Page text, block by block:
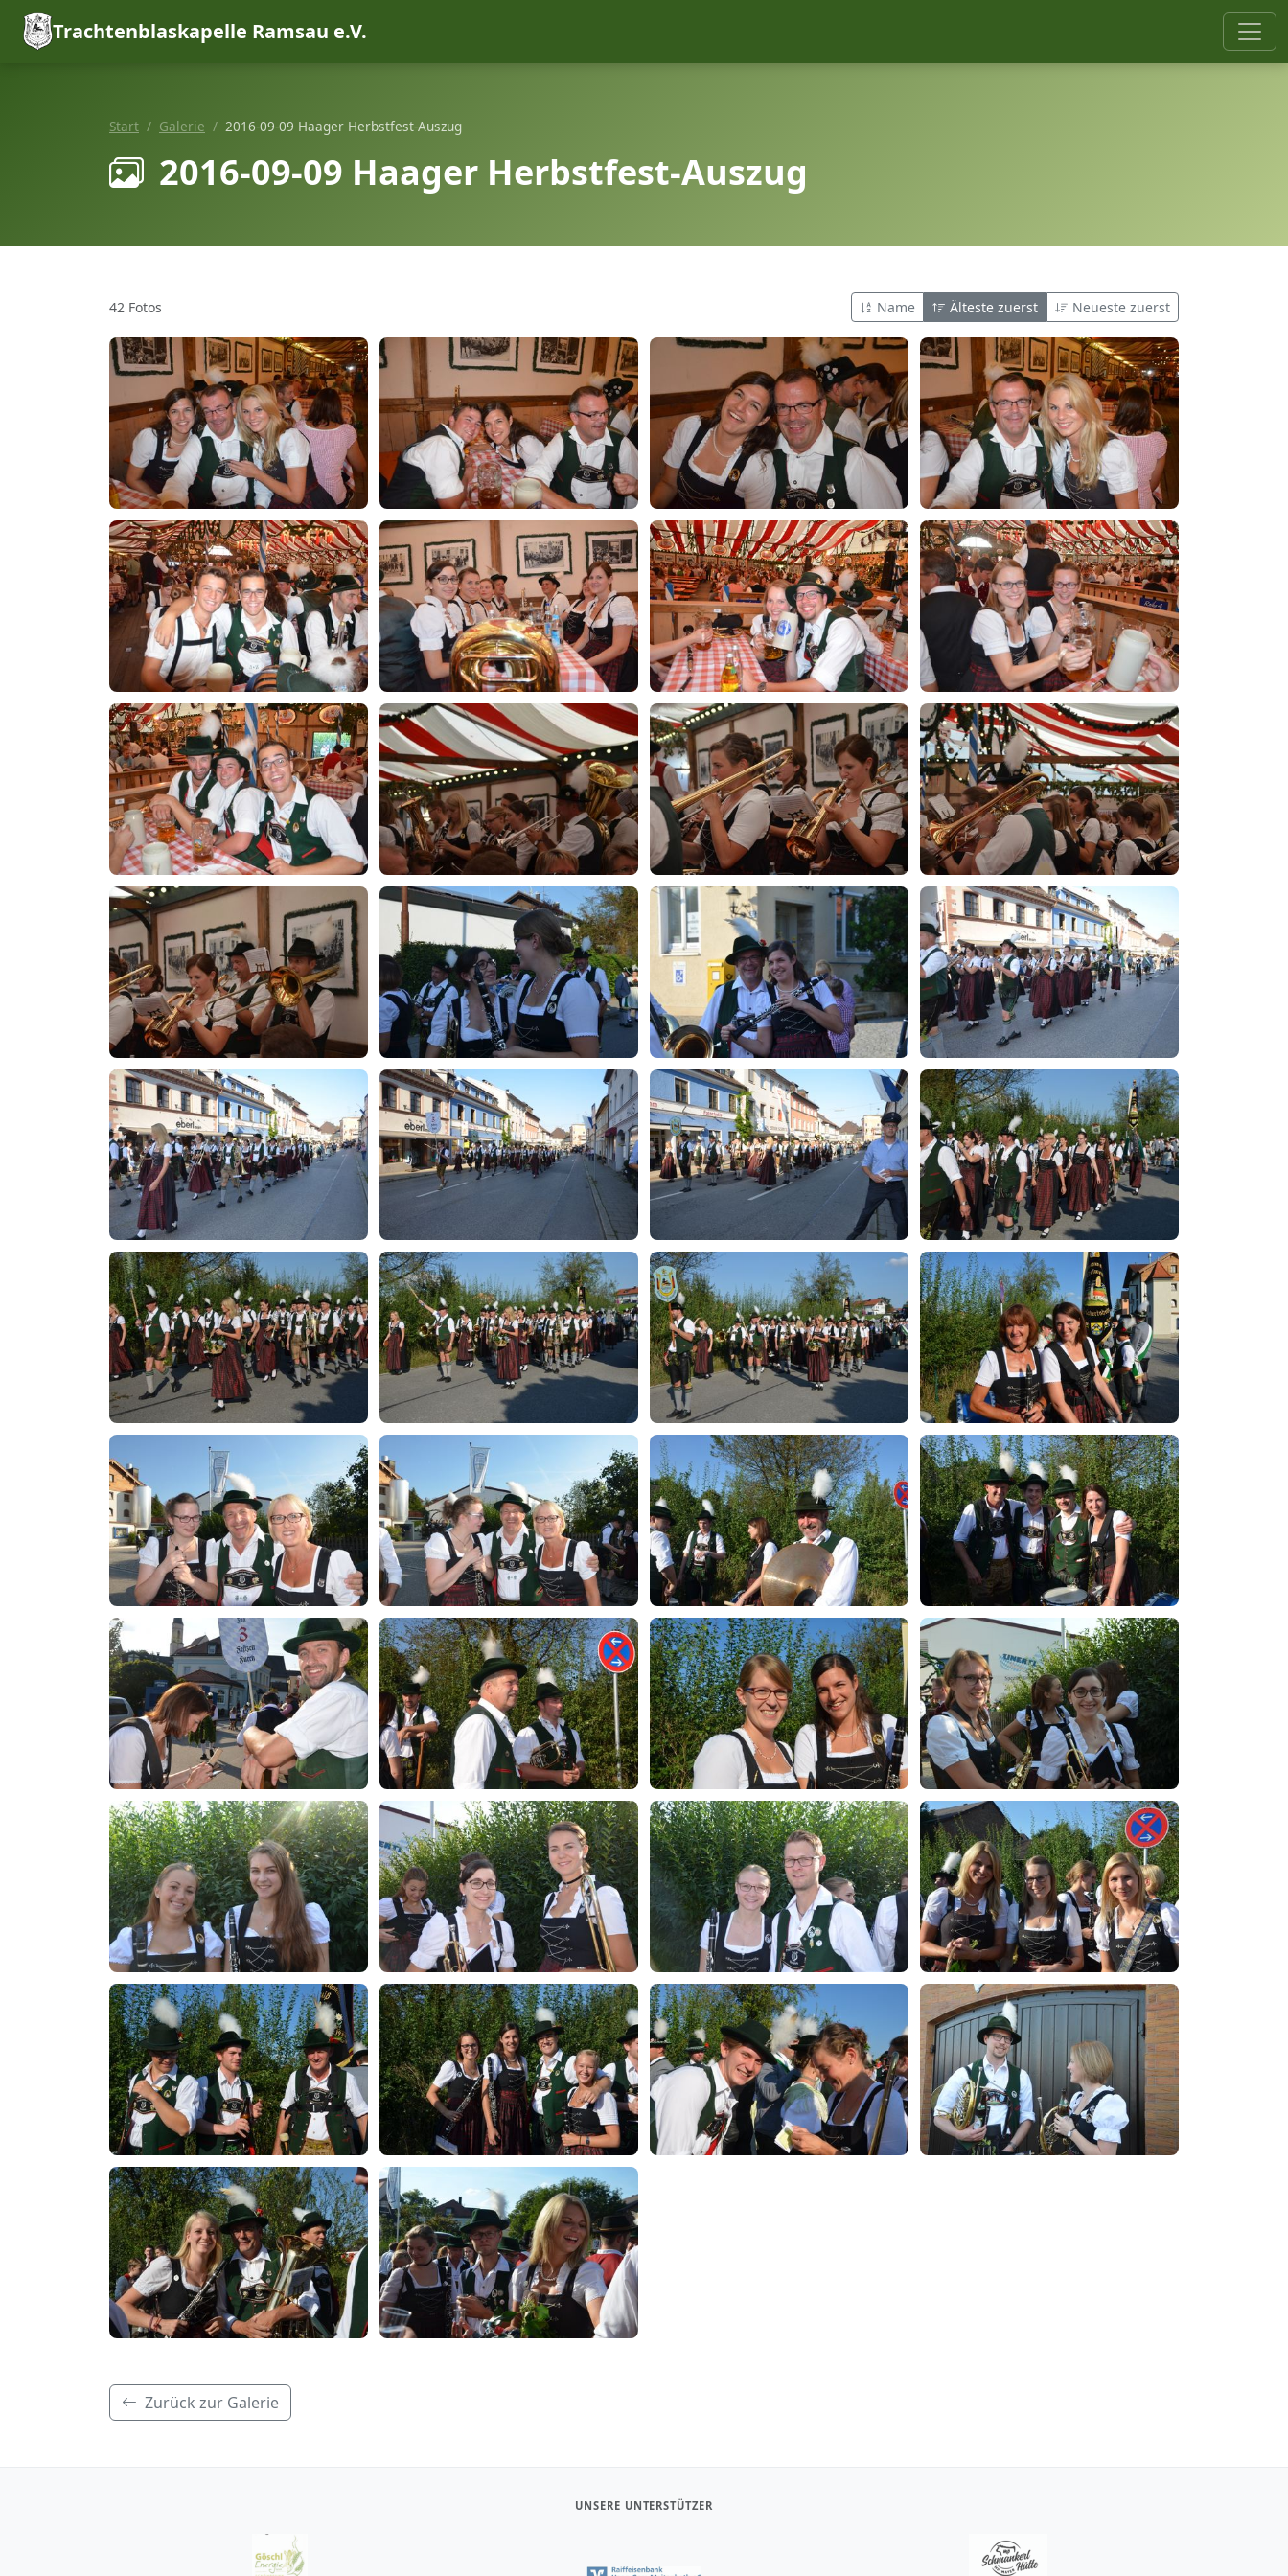
Trachtenblaskapelle Ramsau e.V.
Start Galerie 2016-09-09 Haager Herbstfest-Auszug
2016-09-09 Haager Herbstfest-Auszug
42 Fotos Name Älteste zuerst Neueste zuerst
Zurück zur Galerie
UNSERE UNTERSTÜTZER